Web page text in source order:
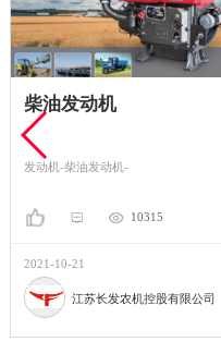
柴油发动机
发动机-柴油发动机-
10315
2021-10-21
江苏长发农机控股有限公司